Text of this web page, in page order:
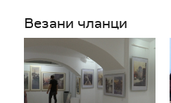
Везани чланци